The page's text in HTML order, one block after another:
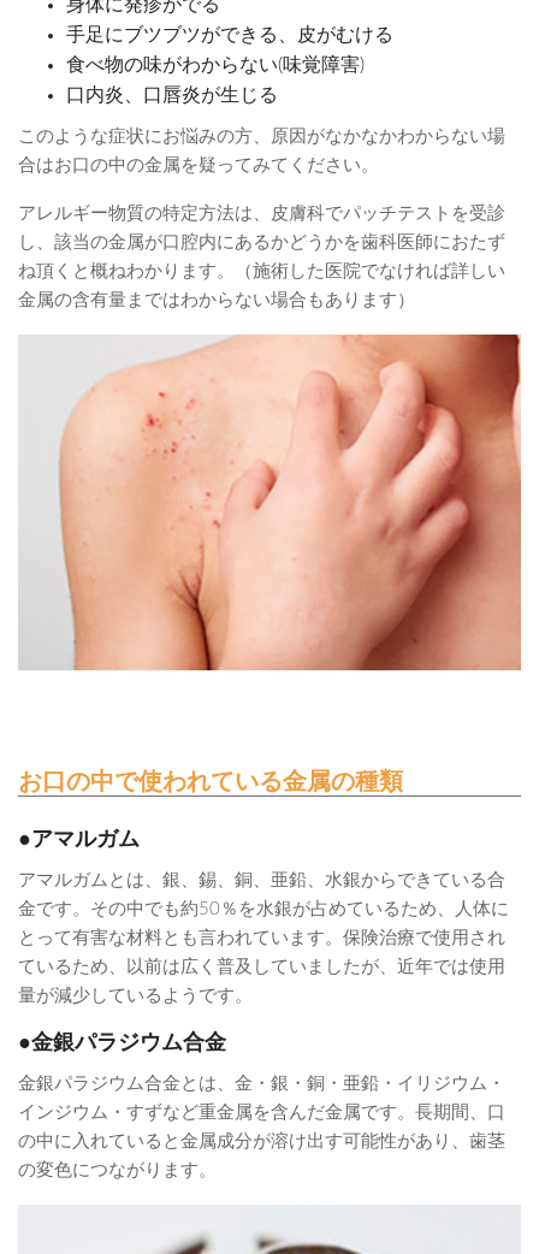
身体に発疹がでる
手足にブツブツができる、皮がむける
食べ物の味がわからない(味覚障害)
口内炎、口唇炎が生じる
このような症状にお悩みの方、原因がなかなかわからない場
合はお口の中の金属を疑ってみてください。
アレルギー物質の特定方法は、皮膚科でパッチテストを受診
し、該当の金属が口腔内にあるかどうかを歯科医師におたず
ね頂くと概ねわかります。（施術した医院でなければ詳しい
金属の含有量まではわからない場合もあります）
お口の中で使われている金属の種類
●アマルガム
アマルガムとは、銀、錫、銅、亜鉛、水銀からできている合
金です。その中でも約50％を水銀が占めているため、人体に
とって有害な材料とも言われています。保険治療で使用され
ているため、以前は広く普及していましたが、近年では使用
量が減少しているようです。
●金銀パラジウム合金
金銀パラジウム合金とは、金・銀・銅・亜鉛・イリジウム・
インジウム・すずなど重金属を含んだ金属です。長期間、口
の中に入れていると金属成分が溶け出す可能性があり、歯茎
の変色につながります。